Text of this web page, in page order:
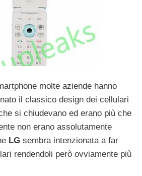
molte aziende hanno
il classico design dei cellulari
si chiudevano ed erano più che
non erano assolutamente
LG sembra intenzionata a far
rendendoli però ovviamente più